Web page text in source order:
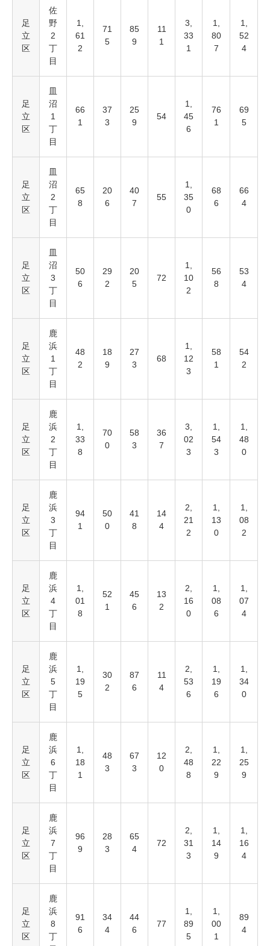
足
立
区
佐
野
2
丁
目
1,
61
2
71
5
85
9
11
1
3,
33
1
1,
80
7
1,
52
4
足
立
区
皿
沼
1
丁
目
66
1
37
3
25
9
54
1,
45
6
76
1
69
5
足
立
区
皿
沼
2
丁
目
65
8
20
6
40
7
55
1,
35
0
68
6
66
4
足
立
区
皿
沼
3
丁
目
50
6
29
2
20
5
72
1,
10
2
56
8
53
4
足
立
区
鹿
浜
1
丁
目
48
2
18
9
27
3
68
1,
12
3
58
1
54
2
足
立
区
鹿
浜
2
丁
目
1,
33
8
70
0
58
3
36
7
3,
02
3
1,
54
3
1,
48
0
足
立
区
鹿
浜
3
丁
目
94
1
50
0
41
8
14
4
2,
21
2
1,
13
0
1,
08
2
足
立
区
鹿
浜
4
丁
目
1,
01
8
52
1
45
6
13
2
2,
16
0
1,
08
6
1,
07
4
足
立
区
鹿
浜
5
丁
目
1,
19
5
30
2
87
6
11
4
2,
53
6
1,
19
6
1,
34
0
足
立
区
鹿
浜
6
丁
目
1,
18
1
48
3
67
3
12
0
2,
48
8
1,
22
9
1,
25
9
足
立
区
鹿
浜
7
丁
目
96
9
28
3
65
4
72
2,
31
3
1,
14
9
1,
16
4
足
立
区
鹿
浜
8
丁
91
6
34
4
44
6
77
1,
89
5
1,
00
1
89
4